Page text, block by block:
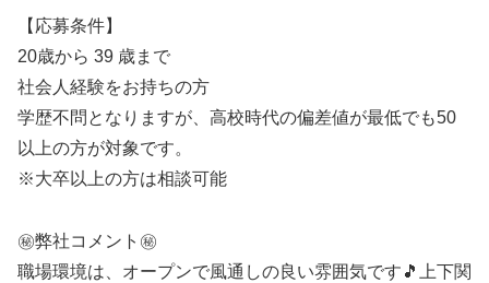
【応募条件】
20歳から 39 歳まで
社会人経験をお持ちの方
学歴不問となりますが、高校時代の偏差値が最低でも50
以上の方が対象です。
※大卒以上の方は相談可能
㊙️弊社コメント㊙️
職場環境は、オープンで風通しの良い雰囲気です🎵上下関